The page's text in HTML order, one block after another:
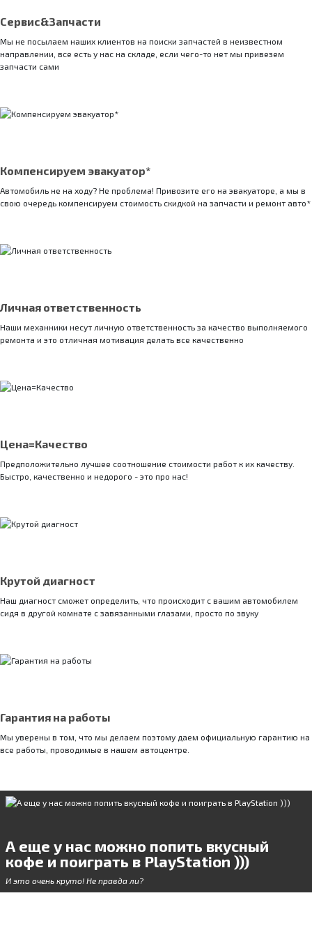
Сервис&Запчасти
Мы не посылаем наших клиентов на поиски запчастей в неизвестном
направлении, все есть у нас на складе, если чего-то нет мы привезем
запчасти сами
Компенсируем эвакуатор*
Автомобиль не на ходу? Не проблема! Привозите его на эвакуаторе, а мы в
свою очередь компенсируем стоимость скидкой на запчасти и ремонт авто*
Личная ответственность
Наши механники несут личную ответственность за качество выполняемого
ремонта и это отличная мотивация делать все качественно
Цена=Качество
Предположительно лучшее соотношение стоимости работ к их качеству.
Быстро, качественно и недорого - это про нас!
Крутой диагност
Наш диагност сможет определить, что происходит с вашим автомобилем
сидя в другой комнате с завязанными глазами, просто по звуку
Гарантия на работы
Мы уверены в том, что мы делаем поэтому даем официальную гарантию на
все работы, проводимые в нашем автоцентре.
А еще у нас можно попить вкусный
кофе и поиграть в PlayStation )))
И это очень круто! Не правда ли?